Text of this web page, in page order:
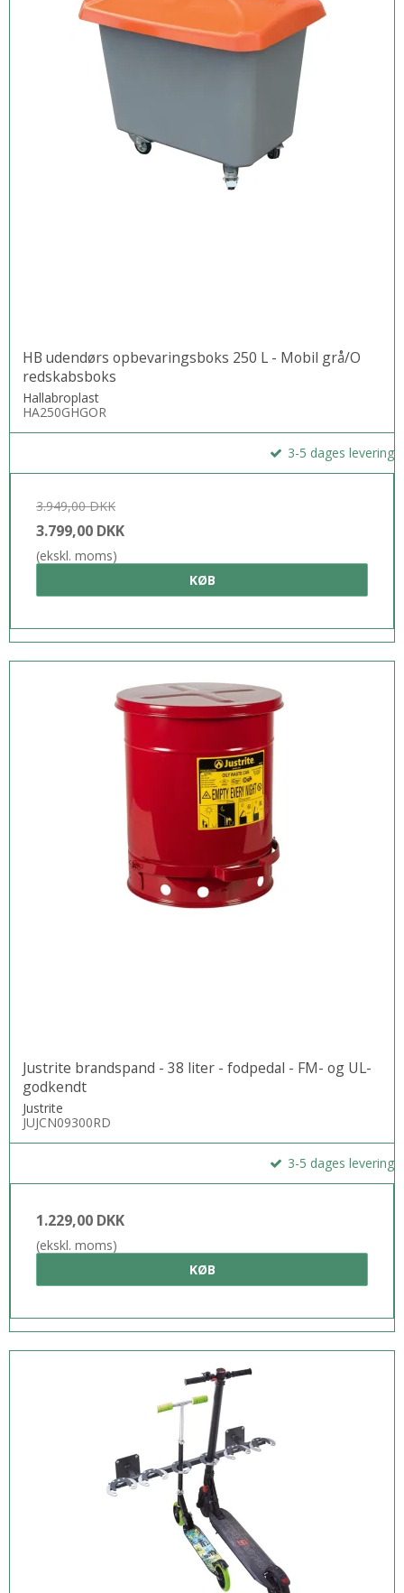
HB udendørs opbevaringsboks 250 L - Mobil grå/O
redskabsboks
Hallabroplast
HA250GHGOR
3-5 dages levering
3.949,00 DKK
3.799,00 DKK
(ekskl. moms)
KØB
Justrite brandspand - 38 liter - fodpedal - FM- og UL-
godkendt
Justrite
JUJCN09300RD
3-5 dages levering
1.229,00 DKK
(ekskl. moms)
KØB